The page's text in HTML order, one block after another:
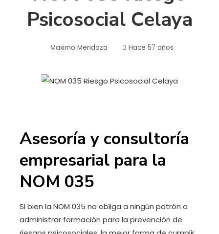
Psicosocial Celaya
Maximo Mendoza Hace 57 años
Asesoría y consultoría
empresarial para la
NOM 035
Si bien la NOM 035 no obliga a ningún patrón a
administrar formación para la prevención de